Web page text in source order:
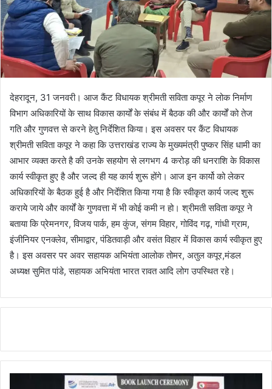
देहरादून, 31 जनवरी। आज कैंट विधायक श्रीमती सविता कपूर ने लोक निर्माण
विभाग अधिकारियों के साथ विकास कार्यों के संबंध में बैठक की और कार्यों को तेज
गति और गुणवत्त से करने हेतु निर्देशित किया। इस अवसर पर कैंट विधायक
श्रीमती सविता कपूर ने कहा कि उत्तराखंड राज्य के मुख्यमंत्री पुष्कर सिंह धामी का
आभार व्यक्त करते है की उनके सहयोग से लगभग 4 करोड़ की धनराशि के विकास
कार्य स्वीकृत हुए है और जल्द ही यह कार्य शुरू होंगे। आज इन कार्यो को लेकर
अधिकारियों के बैठक हुई है और निर्देशित किया गया है कि स्वीकृत कार्य जल्द शुरू
कराये जाये और कार्यों के गुणवत्ता में भी कोई कमी न हो। श्रीमती सविता कपूर ने
बताया कि प्रेमनगर, विजय पार्क, हम कुंज, संगम विहार, गोविंद गढ़, गांधी ग्राम,
इंजीनियर एनक्लेव, सीमाद्वार, पंडितवाड़ी और वसंत विहार में विकास कार्य स्वीकृत हुए
है। इस अवसर पर अवर सहायक अभियंता आलोक तोमर, अतुल कपूर,मंडल
अध्यक्ष सुमित पांडे, सहायक अभियंता भारत रावत आदि लोग उपस्थित रहे।